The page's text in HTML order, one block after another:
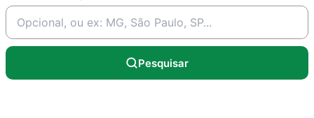
Pesquisar